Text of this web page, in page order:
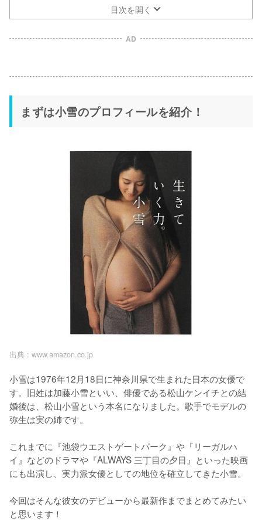
目次を開く
AD
まずは小雪のプロフィールを紹介！
出典 : www.amazon.co.jp
小雪は1976年12月18日に神奈川県で生まれた日本の女優で
す。旧姓は加藤小雪といい、俳優である松山ケンイチとの結
婚後は、松山小雪という本名になりました。歌手でモデルの
弥生は実の姉です。
これまでに『池袋ウエストゲートパーク』や『リーガルハ
イ』などのドラマや『ALWAYS 三丁目の夕日』といった映画
にも出演し、実力派女優としての地位を確立してきた小雪。
今回はそんな彼女のデビューから最新作までまとめてみたい